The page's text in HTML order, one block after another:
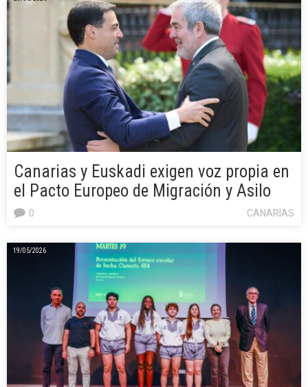
Canarias y Euskadi exigen voz propia en
el Pacto Europeo de Migración y Asilo
CANARIAS
0
19/05/2026